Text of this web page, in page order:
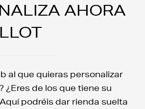
AHORA
al que quieras personalizar
¿Eres de los que tiene su
podréis dar rienda suelta